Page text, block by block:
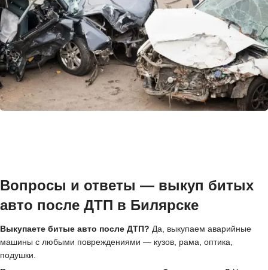
Вопросы и ответы — выкуп битых
авто после ДТП в Билярске
Выкупаете битые авто после ДТП? Да, выкупаем аварийные
машины с любыми повреждениями — кузов, рама, оптика,
подушки.